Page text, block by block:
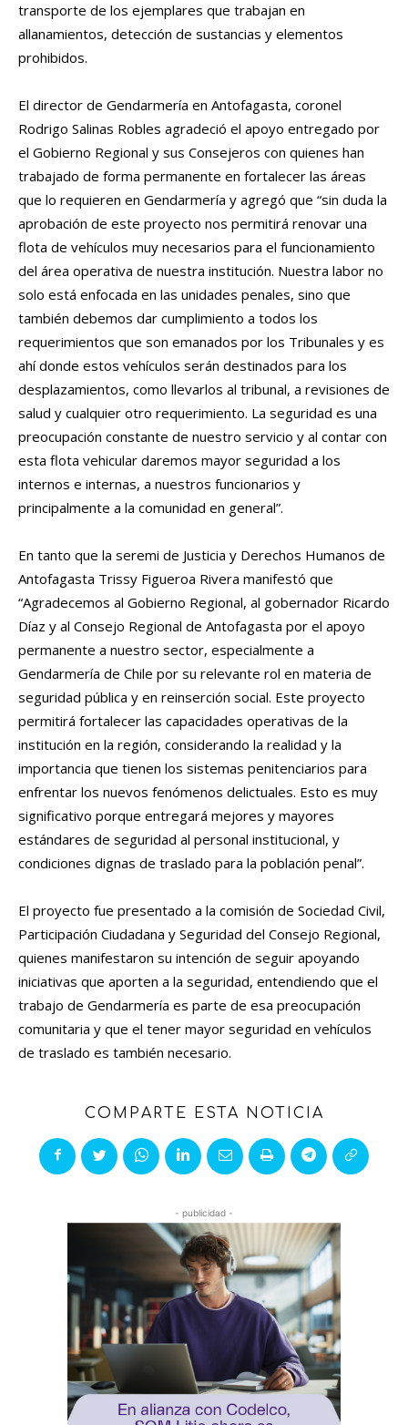
transporte de los ejemplares que trabajan en
allanamientos, detección de sustancias y elementos
prohibidos.
El director de Gendarmería en Antofagasta, coronel
Rodrigo Salinas Robles agradeció el apoyo entregado por
el Gobierno Regional y sus Consejeros con quienes han
trabajado de forma permanente en fortalecer las áreas
que lo requieren en Gendarmería y agregó que “sin duda la
aprobación de este proyecto nos permitirá renovar una
flota de vehículos muy necesarios para el funcionamiento
del área operativa de nuestra institución. Nuestra labor no
solo está enfocada en las unidades penales, sino que
también debemos dar cumplimiento a todos los
requerimientos que son emanados por los Tribunales y es
ahí donde estos vehículos serán destinados para los
desplazamientos, como llevarlos al tribunal, a revisiones de
salud y cualquier otro requerimiento. La seguridad es una
preocupación constante de nuestro servicio y al contar con
esta flota vehicular daremos mayor seguridad a los
internos e internas, a nuestros funcionarios y
principalmente a la comunidad en general”.
En tanto que la seremi de Justicia y Derechos Humanos de
Antofagasta Trissy Figueroa Rivera manifestó que
“Agradecemos al Gobierno Regional, al gobernador Ricardo
Díaz y al Consejo Regional de Antofagasta por el apoyo
permanente a nuestro sector, especialmente a
Gendarmería de Chile por su relevante rol en materia de
seguridad pública y en reinserción social. Este proyecto
permitirá fortalecer las capacidades operativas de la
institución en la región, considerando la realidad y la
importancia que tienen los sistemas penitenciarios para
enfrentar los nuevos fenómenos delictuales. Esto es muy
significativo porque entregará mejores y mayores
estándares de seguridad al personal institucional, y
condiciones dignas de traslado para la población penal”.
El proyecto fue presentado a la comisión de Sociedad Civil,
Participación Ciudadana y Seguridad del Consejo Regional,
quienes manifestaron su intención de seguir apoyando
iniciativas que aporten a la seguridad, entendiendo que el
trabajo de Gendarmería es parte de esa preocupación
comunitaria y que el tener mayor seguridad en vehículos
de traslado es también necesario.
COMPARTE ESTA NOTICIA
- publicidad -